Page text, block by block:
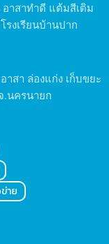
อาสาทำดี แต้มสีเติม
รงเรียนบ้านปาก
าสา ล่องแก่ง เก็บขยะ
.นครนายก
าย